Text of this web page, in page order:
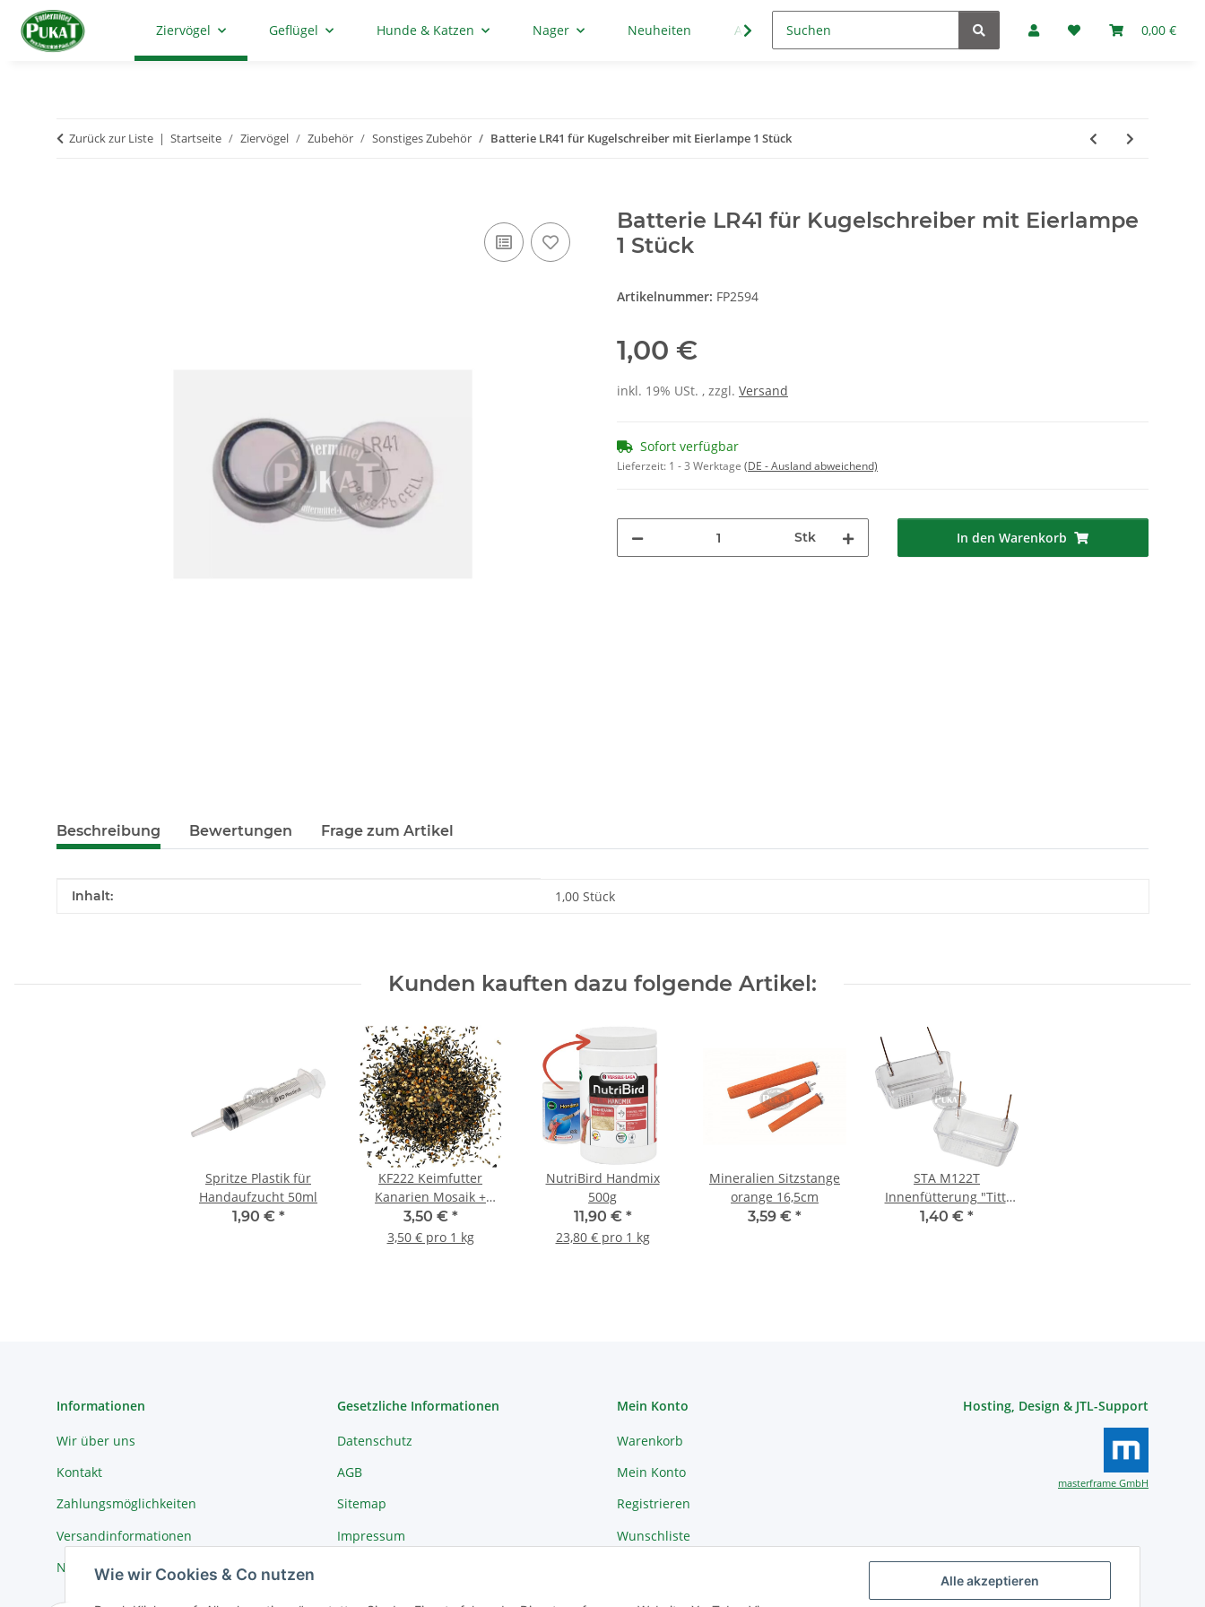
Alle akzeptieren
Wie wir Cookies & Co nutzen
0,00 €
Ziervögel Geflügel Hunde & Katzen Nager Neuheiten Aktion Marken
Zurück zur Liste Startseite Ziervögel Zubehör Sonstiges Zubehör Batterie LR41 für Kugelschreiber mit Eierlampe 1 Stück
Batterie LR41 für Kugelschreiber mit Eierlampe
1 Stück
Artikelnummer: FP2594
1,00 €
inkl. 19% USt. , zzgl. Versand
Sofort verfügbar
Lieferzeit: 1 - 3 Werktage (DE - Ausland abweichend)
Stk In den Warenkorb
Beschreibung Bewertungen Frage zum Artikel
Produkteigenschaft
Wert
Inhalt: 1,00 Stück
Kunden kauften dazu folgende Artikel:
Spritze Plastik für
Handaufzucht 50ml
1,90 € *
KF222 Keimfutter
Kanarien Mosaik +
Negersaat 1kg
3,50 € *
3,50 € pro 1 kg
NutriBird Handmix
500g
11,90 € *
23,80 € pro 1 kg
Mineralien Sitzstange
orange 16,5cm
3,59 € *
STA M122T
Innenfütterung "Titti
Air" mit Metallhaken
1,40 € *
Informationen
Wir über uns
Kontakt
Zahlungsmöglichkeiten
Versandinformationen
Newsletter
Gesetzliche Informationen
Datenschutz
AGB
Sitemap
Impressum
Mein Konto
Warenkorb
Mein Konto
Registrieren
Wunschliste
Hosting, Design & JTL-Support
masterframe GmbH